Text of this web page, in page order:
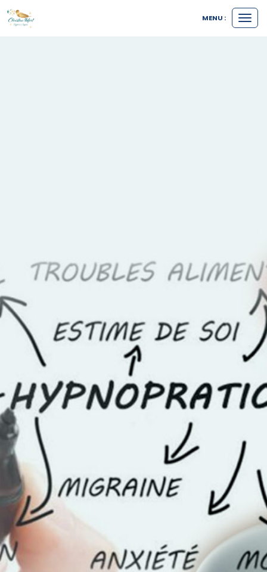
Ouvrir
le
MENU :